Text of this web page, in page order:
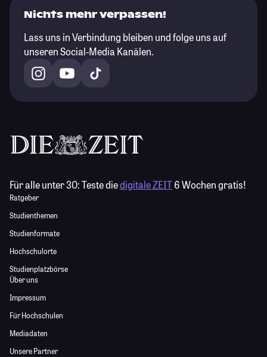
Nichts mehr verpassen!
Lass uns in Verbindung bleiben und folge uns auf
unseren Social-Media Kanälen.
Für alle unter 30:Teste diedigitale ZEIT6 Wochen gratis!
Ratgeber
Studienthemen
Studienformate
Hochschulorte
Studienplatzbörse
Über uns
Impressum
Für Hochschulen
Mediadaten
Unsere Partner